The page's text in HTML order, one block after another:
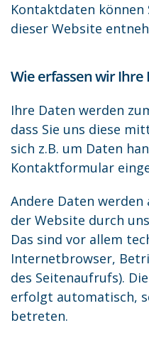
Kontaktdaten können
dieser Website
Wie erfassen wir Ihre
Ihre Daten werden
dass Sie uns diese
sich z.B. um Daten
Kontaktformular
Andere Daten
der Website durch
Das sind vor allem
Internetbrowser,
des Seitenaufrufs).
erfolgt automatisch,
betreten.